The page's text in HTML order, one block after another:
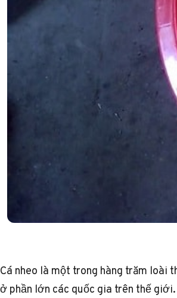
Cá nheo là một trong hàng trăm loài
ở phần lớn các quốc gia trên thế giới.